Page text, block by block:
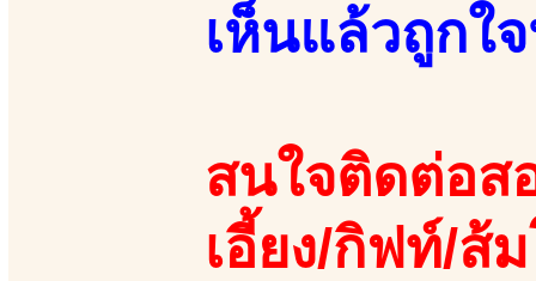
เห็นแล้วถูกใ
สนใจติดต่อส
เอี้ยง/กิฟท์/ส้